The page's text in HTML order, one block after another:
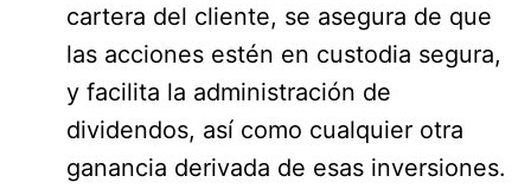
cartera del cliente, se asegura de que
las acciones estén en custodia segura,
y facilita la administración de
dividendos, así como cualquier otra
ganancia derivada de esas inversiones.